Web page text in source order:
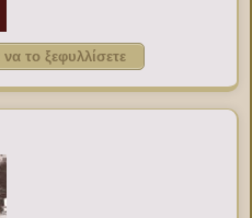
το ξεφυλλίσετε